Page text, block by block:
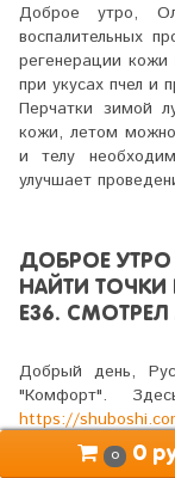
Доброе утро,
воспалительных
регенерации
при укусах пчел и
Перчатки зимой
кожи, летом
и телу
улучшает
ДОБРОЕ
НАЙТИ ТОЧКИ
E36.
Добрый день,
"Комфорт".
https://
knigi/product/
0 0